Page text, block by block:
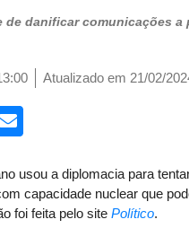
de danificar comunicações
Atualizado em 21/02/
usou a diplomacia para
capacidade nuclear que
foi feita pelo site Político.